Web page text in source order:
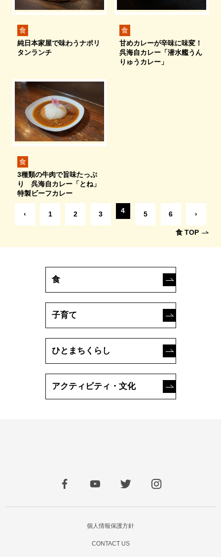
食
純日本家屋で味わうナポリ
タンランチ
食
甘めカレーが辛味に味変！
呉海自カレー「潜水艦うん
りゅうカレー」
食
3種類の牛肉で旨味たっぷ
り 呉海自カレー「とね」
特製ビーフカレー
‹ 1 2 3 4 5 6 ›
食 TOP
食
子育て
ひとまちくらし
アクティビティ・文化
個人情報保護方針
CONTACT US